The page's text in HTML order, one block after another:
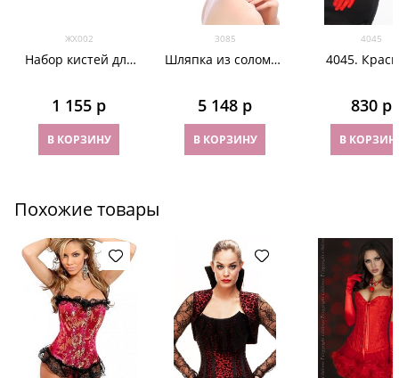
ЖХ002
Набор кистей для
1 155 р
В КОРЗИНУ
3085
Шляпка из соломки
5 148 р
В КОРЗИНУ
4045
4045.
жаккард
830 р
В
Похожие товары